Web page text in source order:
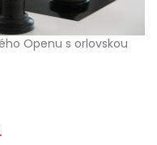
Openu s orlovskou